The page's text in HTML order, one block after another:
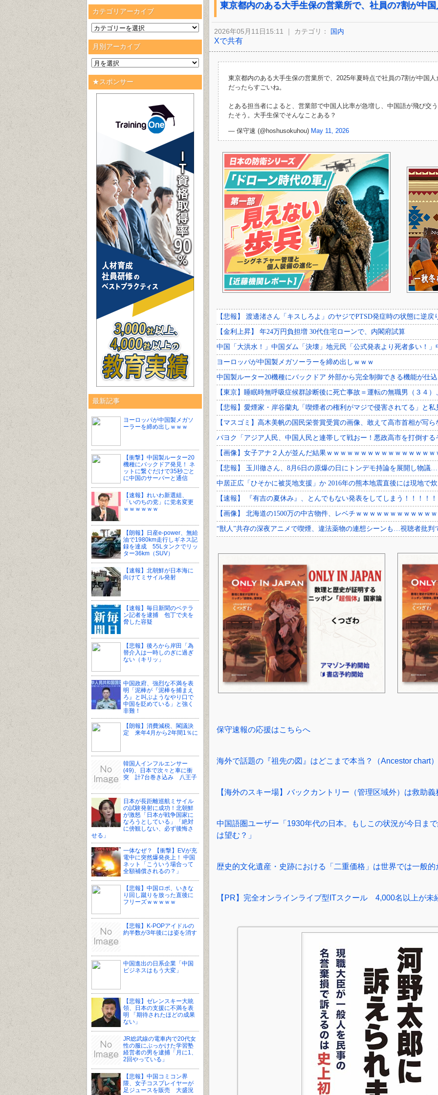
カテゴリアーカイブ
月別アーカイブ
★スポンサー
最新記事
ヨーロッパが中国製メガソ
ーラーを締め出しｗｗｗ
【衝撃】中国製ルーター20
機種にバックドア発見！ ネ
ットに繋ぐだけで35秒ごと
に中国のサーバーと通信
【速報】れいわ新選組、
「いのちの党」に党名変更
ｗｗｗｗｗｗ
【朗報】日産e-power、無給
油で1980km走行しギネス記
録を達成 55Lタンクでリッ
ター36km（SUV）
【速報】北朝鮮が日本海に
向けてミサイル発射
【速報】毎日新聞のベテラ
ン記者を逮捕 包丁で夫を
脅した容疑
【悲報】後ろから岸田「為
替介入は一時しのぎに過ぎ
ない（キリッ」
中国政府、強烈な不満を表
明「泥棒が『泥棒を捕まえ
ろ』と叫ぶようなやり口で
中国を貶めている」と強く
非難！
【朗報】消費減税、閣議決
定 来年4月から2年間1％に
韓国人インフルエンサー
(49)、日本で次々と車に衝
突 計7台巻き込み 八王子
日本が長距離巡航ミサイル
の試験発射に成功！北朝鮮
が激怒「日本が戦争国家に
なろうとしている」「絶対
に傍観しない、必ず後悔さ
せる」
一体なぜ？ 【衝撃】EVが充
電中に突然爆発炎上！ 中国
ネット「こういう場合って
全額補償されるの？」
【悲報】中国ロボ、いきな
り回し蹴りを放った直後に
フリーズｗｗｗｗｗ
【悲報】K-POPアイドルの
約半数が3年後には姿を消す
中国進出の日系企業「中国
ビジネスはもう大変」
【悲報】ゼレンスキー大統
領、日本の支援に不満を表
明 「期待されたほどの成果
ない」
JR総武線の電車内で20代女
性の服にぶっかけた学習塾
経営者の男を逮捕「月に1、
2回やっている」
【悲報】中国コミコン界
隈、女子コスプレイヤーが
足ジュースを販売 大盛況
東京都内のある大手生保の営業所で、社員の7割が中国
2026年05月11日15:11 ｜ カテゴリ： 国内
Xで共有
東京都内のある大手生保の営業所で、2025年夏時点で社員の7割が中国
だったらすごいね。
とある担当者によると、営業部で中国人比率が急増し、中国語が飛び交
たそう。大手生保でそんなことある？
— 保守速 (@hoshusokuhou) May 11, 2026
保守速報の応援はこちらへ
海外で話題の『祖先の図』はどこまで本当？（Ancestor chart）
【海外のスキー場】バックカントリー（管理区域外）は救助
中国語圏ユーザー「1930年代の日本。もしこの状況が今日ま
は望む？」
歴史的文化遺産・史跡における「二重価格」は世界では一般的
【PR】完全オンラインライブ型ITスクール 4,000名以上が未